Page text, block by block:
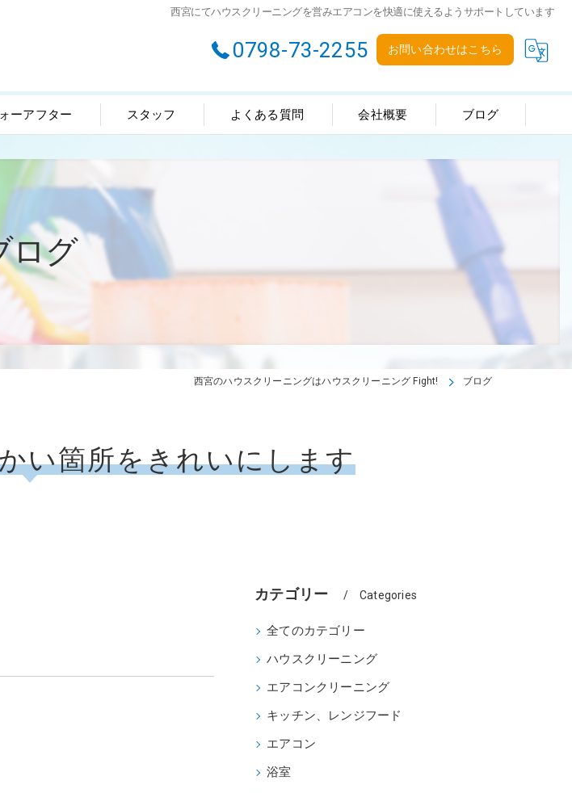
西宮にてハウスクリーニングを営みエアコンを快適に使えるようサポートしています
0798-73-2255 お問い合わせはこちら
ーアフター スタッフ よくある質問 会社概要 ブログ
ログ
西宮のハウスクリーニングはハウスクリーニング Fight! ブログ
い箇所をきれいにします
カテゴリー Categories
全てのカテゴリー
ハウスクリーニング
エアコンクリーニング
キッチン、レンジフード
エアコン
浴室